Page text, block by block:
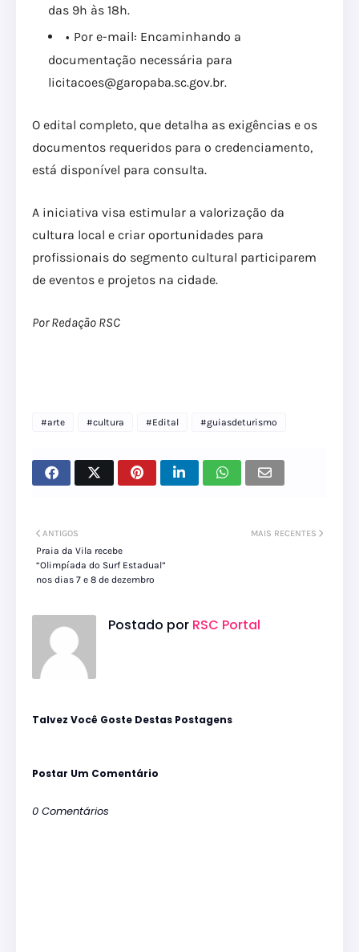
das 9h às 18h.
Por e-mail: Encaminhando a
documentação necessária para
licitacoes@garopaba.sc.gov.br.
O edital completo, que detalha as exigências e os
documentos requeridos para o credenciamento,
está disponível para consulta.
A iniciativa visa estimular a valorização da
cultura local e criar oportunidades para
profissionais do segmento cultural participarem
de eventos e projetos na cidade.
Por Redação RSC
#arte #cultura #Edital #guiasdeturismo
MAIS RECENTES
ANTIGOS
Praia da Vila recebe
“Olimpíada do Surf Estadual”
nos dias 7 e 8 de dezembro
Postado por RSC Portal
Talvez Você Goste Destas Postagens
Postar Um Comentário
0 Comentários